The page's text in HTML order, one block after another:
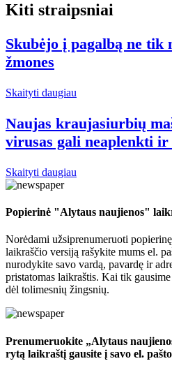
Kiti straipsniai
Skubėjo į pagalbą ne tik
žmones
Skaityti daugiau
Naujas kraujasiurbių
virusas gali neaplenkti
Skaityti daugiau
Popierinė "Alytaus naujienos"
Norėdami užsiprenumeruoti
laikraščio versiją rašykite mums el.
nurodykite savo vardą, pavardę ir
pristatomas laikraštis. Kai tik
dėl tolimesnių žingsnių.
Prenumeruokite „Alytaus
rytą laikraštį gausite į savo el.